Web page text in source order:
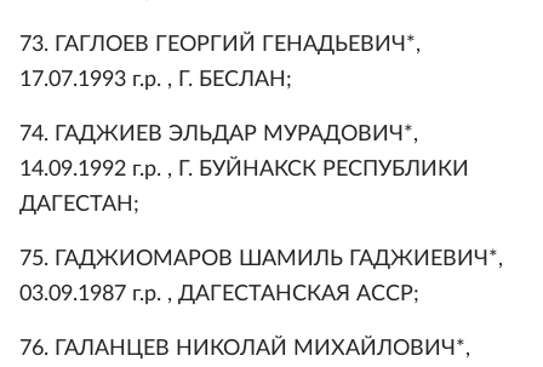
73. ГАГЛОЕВ ГЕОРГИЙ ГЕНАДЬЕВИЧ*,
17.07.1993 г.р. , Г. БЕСЛАН;
74. ГАДЖИЕВ ЭЛЬДАР МУРАДОВИЧ*,
14.09.1992 г.р. , Г. БУЙНАКСК РЕСПУБЛИКИ
ДАГЕСТАН;
75. ГАДЖИОМАРОВ ШАМИЛЬ ГАДЖИЕВИЧ*,
03.09.1987 г.р. , ДАГЕСТАНСКАЯ АССР;
76. ГАЛАНЦЕВ НИКОЛАЙ МИХАЙЛОВИЧ*,